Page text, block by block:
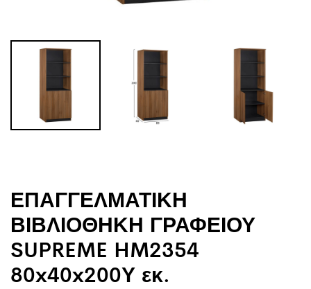
ΕΠΑΓΓΕΛΜΑΤΙΚΗ
ΒΙΒΛΙΟΘΗΚΗ ΓΡΑΦΕΙΟΥ
SUPREME HM2354
80x40x200Υ εκ.